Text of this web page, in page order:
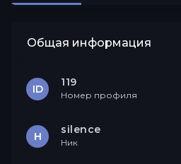
Общая информация
ID
119
Номер профиля
Н
silence
Ник